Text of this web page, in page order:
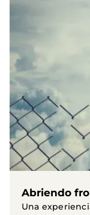
Abriendo
Una